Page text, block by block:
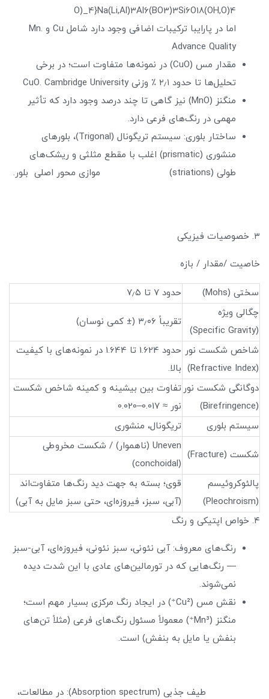
O)_4}Na(Li,Al)3Al6(BO3)3Si6O18(OH,O)4
اما در پارایبا ترکیبات اضافی وجود دارد شامل Cu و Mn.
Advance Quality
مقدار مس (CuO) در نمونه‌ها متفاوت است؛ در برخی
تحلیل‌ها تا حدود ۲٫۱ ٪ وزنی CuO. Cambridge University
منگنز (MnO) نیز گاهی تا چند درصد وجود دارد که تأثیر
مهمی در رنگ‌های فرعی دارد.
ساختار بلوری: سیستم تریگونال (Trigonal)، بلورهای
منشوری (prismatic) اغلب با مقطع مثلثی و ریشک‌های
طولی (striations) موازی محور اصلی بلور.
۳. خصوصیات فیزیکی
خاصیت /مقدار / بازه
سختی (Mohs)
حدود ۷ تا ۷٫۵
چگالی ویژه
(Specific Gravity)
تقریباً ۳٫۰۶ (± کمی نوسان)
شاخص شکست نور
(Refractive Index)
حدود 1.624 تا 1.644 در نمونه‌های با کیفیت
بالا.
دوگانگی شکست نور
(Birefringence)
تفاوت بین بیشینه و کمینه شاخص شکست
نور ≈ 0.017–0.020
سیستم بلوری
تریگونال، منشوری
شکست (Fracture)
Uneven (ناهموار) / شکست مخروطی
(conchoidal)
پالئوکروئیسم
(Pleochroism)
قوی؛ بسته به جهت دید رنگ‌ها متفاوت‌اند
(آبی، سبز، فیروزه‌ای، حتی سبز مایل به آبی)
۴. خواص اپتیکی و رنگ
رنگ‌های معروف: آبی نئونی، سبز نئونی، فیروزه‌ای، آبی-سبز
— رنگ‌هایی که در تورمالین‌های عادی با این شدت دیده
نمی‌شوند.
نقش مس (Cu²⁺) در ایجاد رنگ مرکزی بسیار مهم است؛
منگنز (Mn³⁺) معمولاً مسئول رنگ‌های فرعی (مثلاً تن‌های
بنفش یا مایل به بنفش) است.
طیف جذبی (Absorption spectrum): در مطالعات،